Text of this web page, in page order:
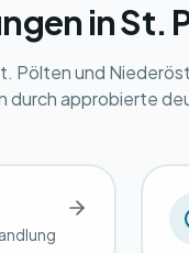
in St.
Pölten und
durch approbierte